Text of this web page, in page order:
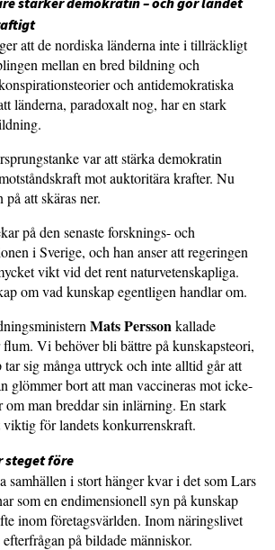
att de nordiska länderna inte i tillräckligt
mellan en bred bildning och
och antidemokratiska
länderna, paradoxalt nog, har en stark
var att stärka demokratin
mot auktoritära krafter. Nu
att skäras ner.
på den senaste forsknings- och
i Sverige, och han anser att regeringen
vikt vid det rent naturvetenskapliga.
om vad kunskap egentligen handlar om.
Mats Perssonkallade
Vi behöver bli bättre på kunskapsteori,
tar sig många uttryck och inte alltid går att
glömmer bort att man vaccineras mot icke-
om man breddar sin inlärning. En stark
för landets konkurrenskraft.
steget före
samhällen i stort hänger kvar i det som Lars
som en endimensionell syn på kunskap
inom företagsvärlden. Inom näringslivet
på bildade människor.